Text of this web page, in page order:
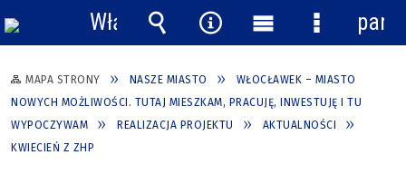
MAPA STRONY NASZE MIASTO
WŁOCŁAWEK – MIASTO
NOWYCH MOŻLIWOŚCI. TUTAJ MIESZKAM, PRACUJĘ, INWESTUJĘ I TU
WYPOCZYWAM
REALIZACJA PROJEKTU
AKTUALNOŚCI
KWIECIEŃ Z ZHP
Włącz
powiadomienia
Wyszukiwarka
Narzędzia
Menu
główne
Menu
panel